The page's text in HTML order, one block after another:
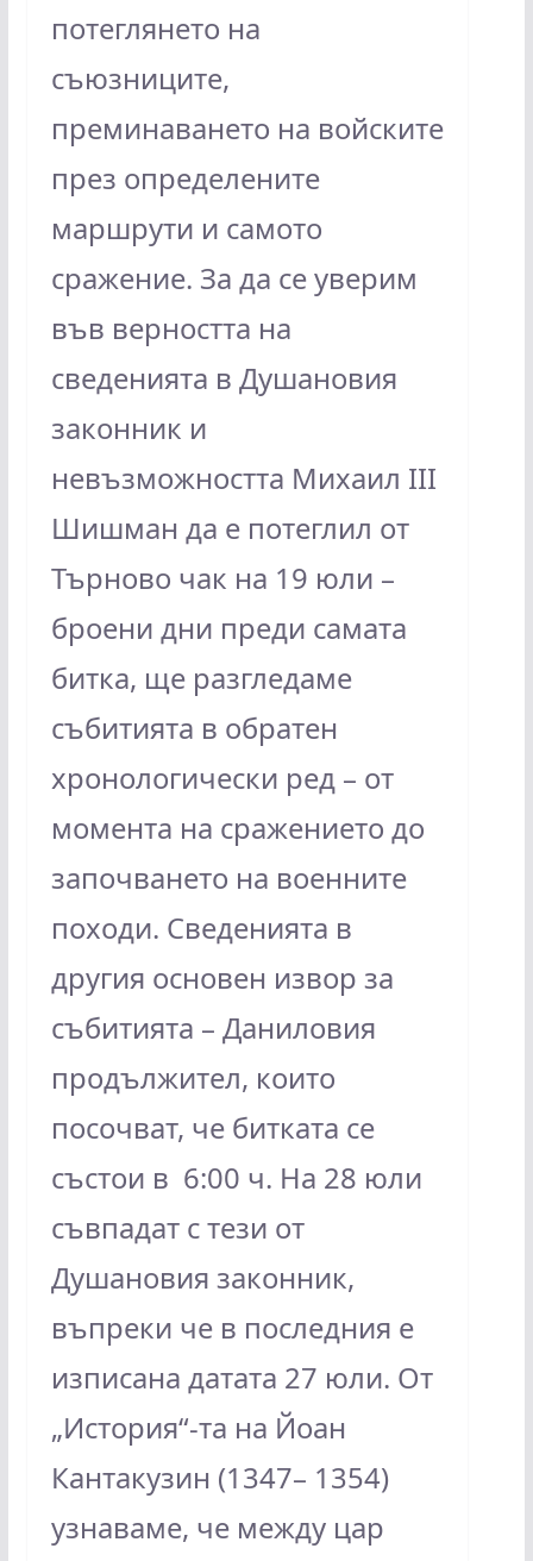
потеглянето на
съюзниците,
преминаването на войските
през определените
маршрути и самото
сражение. За да се уверим
във верността на
сведенията в Душановия
законник и
невъзможността Михаил III
Шишман да е потеглил от
Търново чак на 19 юли –
броени дни преди самата
битка, ще разгледаме
събитията в обратен
хронологически ред – от
момента на сражението до
започването на военните
походи. Сведенията в
другия основен извор за
събитията – Даниловия
продължител, които
посочват, че битката се
състои в 6:00 ч. На 28 юли
съвпадат с тези от
Душановия законник,
въпреки че в последния е
изписана датата 27 юли. От
„История“-та на Йоан
Кантакузин (1347– 1354)
узнаваме, че между цар